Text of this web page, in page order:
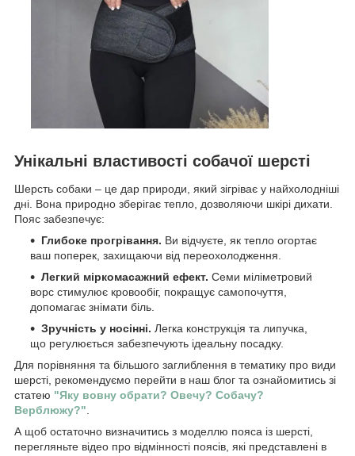
Унікальні властивості собачої шерсті
Шерсть собаки – це дар природи, який зігріває у найхолодніші
дні. Вона природно зберігає тепло, дозволяючи шкірі дихати.
Пояс забезпечує:
Глибоке прогрівання. Ви відчуєте, як тепло огортає
ваш поперек, захищаючи від переохолодження.
Легкий міркомасажний ефект. Семи міліметровий
ворс стимулює кровообіг, покращує самопочуття,
допомагає знімати біль.
Зручність у носінні. Легка конструкція та липучка,
що регулюється забезпечують ідеальну посадку.
Для порівняння та більшого заглиблення в тематику про види
шерсті, рекомендуємо перейти в наш блог та ознайомитись зі
статею "Яку вовну обрати? Овечу? Собачу?
Верблюжу?".
А щоб остаточно визначитись з моделлю пояса із шерсті,
перегляньте відео про відмінності поясів, які представлені в